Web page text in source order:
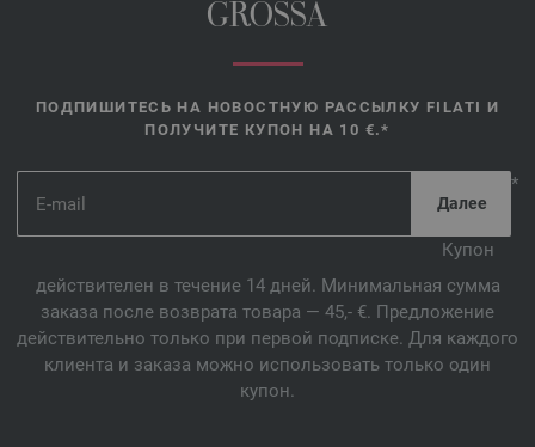
GROSSA
ПОДПИШИТЕСЬ НА НОВОСТНУЮ РАССЫЛКУ FILATI И
ПОЛУЧИТЕ КУПОН НА 10 €.*
*
Купон
действителен в течение 14 дней. Минимальная сумма
заказа после возврата товара — 45,- €. Предложение
действительно только при первой подписке. Для каждого
клиента и заказа можно использовать только один
купон.